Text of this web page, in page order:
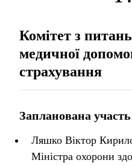
Комітет з
медичної
страхування
Запланована участь
Ляшко Віктор
Міністра охорони